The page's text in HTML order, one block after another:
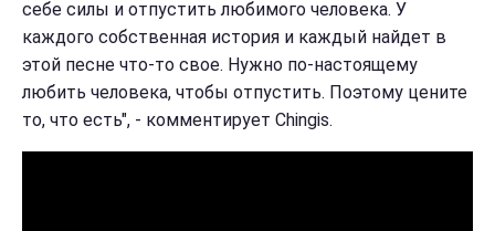
себе силы и отпустить любимого человека. У
каждого собственная история и каждый найдет в
этой песне что-то свое. Нужно по-настоящему
любить человека, чтобы отпустить. Поэтому цените
то, что есть", - комментирует Chingis.